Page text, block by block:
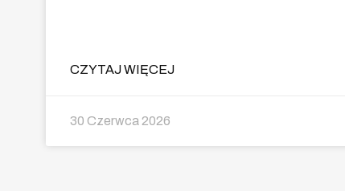
CZYTAJ WIĘCEJ
30 Czerwca 2026